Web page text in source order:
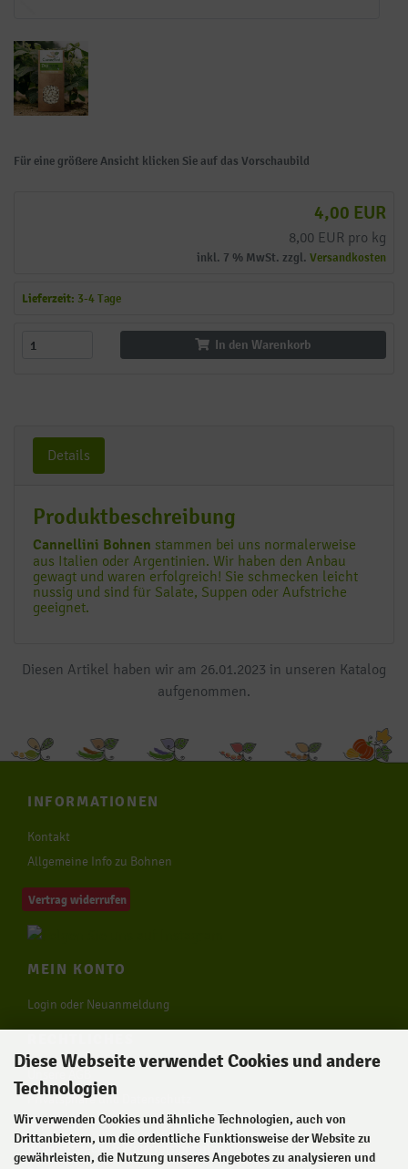
Für eine größere Ansicht klicken Sie auf das Vorschaubild
4,00 EUR
8,00 EUR pro kg
inkl. 7 % MwSt. zzgl. Versandkosten
Lieferzeit: 3-4 Tage
In den Warenkorb
Details
Produktbeschreibung
Cannellini Bohnen stammen bei uns normalerweise
aus Italien oder Argentinien. Wir haben den Anbau
gewagt und waren erfolgreich! Sie schmecken leicht
nussig und sind für Salate, Suppen oder Aufstriche
geeignet.
Diesen Artikel haben wir am 26.01.2023 in unseren Katalog
aufgenommen.
INFORMATIONEN
Kontakt
Allgemeine Info zu Bohnen
Vertrag widerrufen
MEIN KONTO
Login oder Neuanmeldung
Privatsphäre und Datenschutz
Impressum
Widerrufsrecht & Widerrufsformular
Diese Webseite verwendet Cookies und andere
Technologien
Wir verwenden Cookies und ähnliche Technologien, auch von
Drittanbietern, um die ordentliche Funktionsweise der Website zu
gewährleisten, die Nutzung unseres Angebotes zu analysieren und